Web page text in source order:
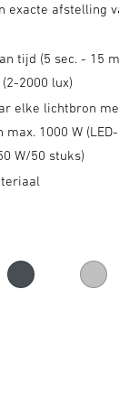
exacte afstelling
tijd (5 sec. - 15
2000 lux)
elke lichtbron
1000 W (LED-
W/50 stuks)